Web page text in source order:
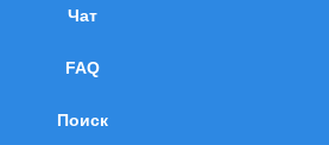
Чат
FAQ
Поиск